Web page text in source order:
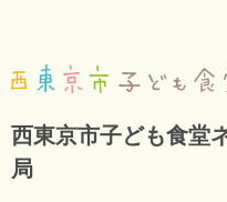
西東京市子ども食堂
局